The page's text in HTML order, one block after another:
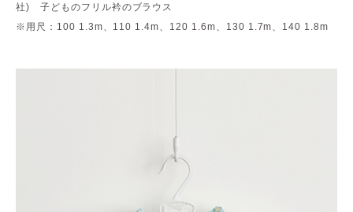
社) 子どものフリル衿のブラウス
※用尺：100 1.3m、110 1.4m、120 1.6m、130 1.7m、140 1.8m